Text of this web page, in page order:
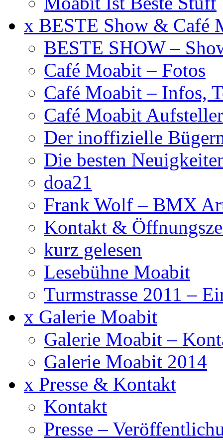
x BESTE Show & Café
BESTE SHOW –
Café Moabit – Fotos
Café Moabit – Infos,
Café Moabit Aufsteller
Der inoffizielle
Die besten
doa21
Frank Wolf – BMX
Kontakt &
kurz gelesen
Lesebühne Moabit
Turmstrasse 2011 –
x Galerie Moabit
Galerie Moabit –
Galerie Moabit 2014
x Presse & Kontakt
Kontakt
Presse –